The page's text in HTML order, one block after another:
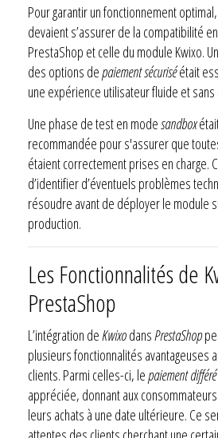
Pour garantir un fonctionnement
devaient s’assurer de la compatibilité
PrestaShop et celle du module Kwixo.
des options depaiement sécuriséétait
une expérience utilisateur fluide et
Une phase de test en modesandbox
recommandée pour s'assurer que
étaient correctement prises en charge.
d’identifier d’éventuels problèmes
résoudre avant de déployer le module
production.
Les Fonctionnalités de
PrestaShop
L’intégration deKwixodansPrestaShop
plusieurs fonctionnalités avantageuses
clients. Parmi celles-ci, lepaiement différé
appréciée, donnant aux
leurs achats à une date ultérieure. Ce